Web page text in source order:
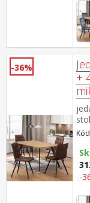
-36%
+
(š/
-